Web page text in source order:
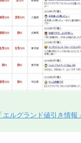
ルグランド値引き情報」